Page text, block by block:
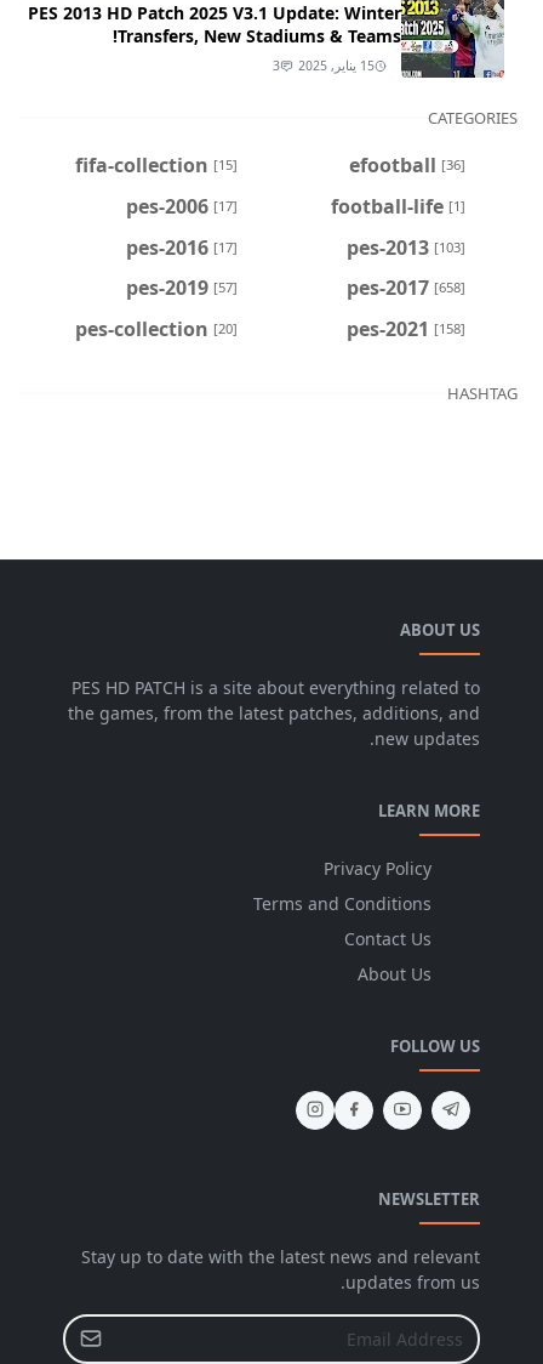
PES 2013 HD Patch 2025 V3.1 Update: Winter
Transfers, New Stadiums & Teams!
15 يناير, 2025 3
CATEGORIES
efootball [36]
fifa-collection [15]
football-life [1]
pes-2006 [17]
pes-2013 [103]
pes-2016 [17]
pes-2017 [658]
pes-2019 [57]
pes-2021 [158]
pes-collection [20]
HASHTAG
ABOUT US
PES HD PATCH is a site about everything related to
the games, from the latest patches, additions, and
new updates.
LEARN MORE
Privacy Policy
Terms and Conditions
Contact Us
About Us
FOLLOW US
NEWSLETTER
Stay up to date with the latest news and relevant
updates from us.